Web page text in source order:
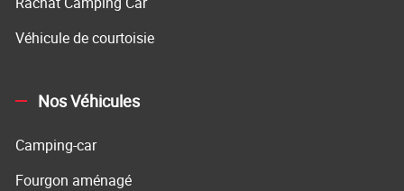
Véhicule de courtoisie
Nos Véhicules
Camping-car
Fourgon aménagé